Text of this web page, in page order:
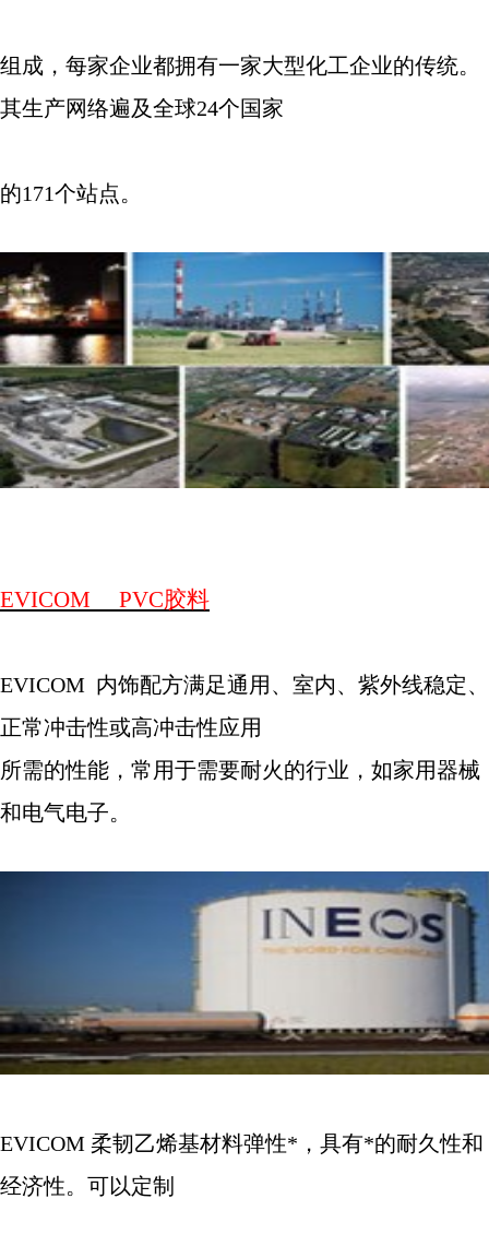
组成，每家企业都拥有一家大型化工企业的传统。
其生产网络遍及全球24个国家
的171个站点。
EVICOM PVC胶料
EVICOM 内饰配方满足通用、室内、紫外线稳定、
正常冲击性或高冲击性应用
所需的性能，常用于需要耐火的行业，如家用器械
和电气电子。
EVICOM 柔韧乙烯基材料弹性*，具有*的耐久性和
经济性。可以定制